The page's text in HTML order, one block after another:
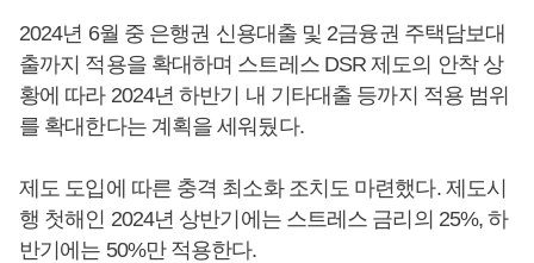
2024년 6월 중 은행권 신용대출 및 2금융권 주택담보대
출까지 적용을 확대하며 스트레스 DSR 제도의 안착 상
황에 따라 2024년 하반기 내 기타대출 등까지 적용 범위
를 확대한다는 계획을 세워뒀다.
제도 도입에 따른 충격 최소화 조치도 마련했다. 제도시
행 첫해인 2024년 상반기에는 스트레스 금리의 25%, 하
반기에는 50%만 적용한다.